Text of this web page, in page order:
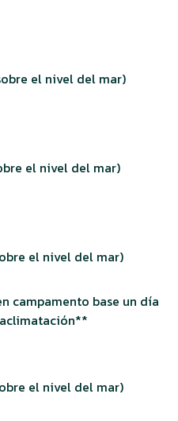
el nivel del mar)
el nivel del mar)
el nivel del mar)
campamento base un día
el nivel del mar)